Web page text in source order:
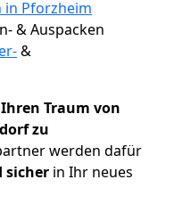
Pforzheim
& Auspacken
&
Ihren Traum von
zu
werden dafür
sicher in Ihr neues